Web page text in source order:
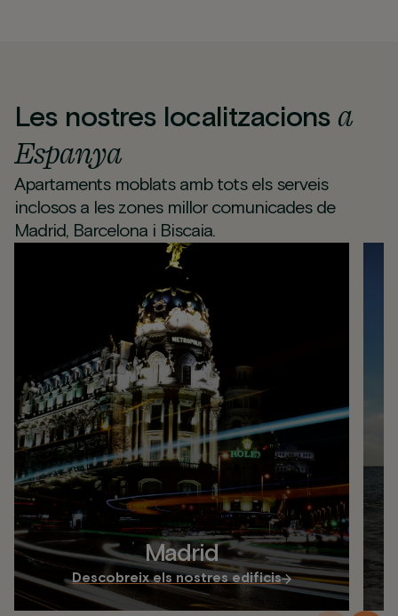
Les nostres localitzacions a
Espanya
Apartaments moblats amb tots els serveis
inclosos a les zones millor comunicades de
Madrid, Barcelona i Biscaia.
Madrid
Descobreix els nostres edificis